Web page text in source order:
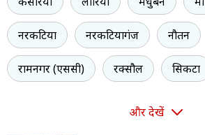
नरकटिया नरकटियागंज नौतन
रामनगर (एससी) रक्सौल सिकटा
और देखें